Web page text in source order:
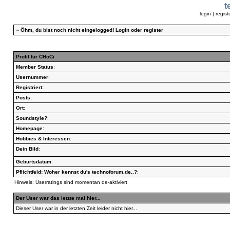
login |
» Öhm, du bist noch nicht eingelogged! Loginoder register
Profil für CHoCi
Member Status:
Usernummer:
Registriert:
Posts:
Ort:
Soundstyle?:
Homepage:
Hobbies & Interessen:
Dein Bild:
Geburtsdatum:
Pflichtfeld: Woher kennst du's technoforum.de..?:
Hinweis: Userratings sind momentan de-aktiviert
Der User war das letzte mal hier...
Dieser User war in der letzten Zeit leider nicht hier...